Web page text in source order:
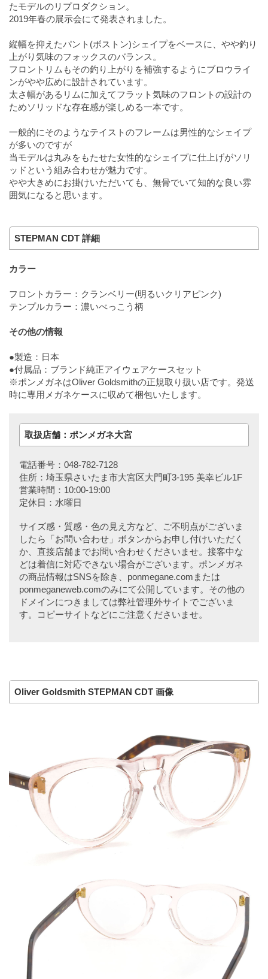
たモデルのリプロダクション。
2019年春の展示会にて発表されました。
縦幅を抑えたパント(ボストン)シェイプをベースに、やや釣り
上がり気味のフォックスのバランス。
フロントリムもその釣り上がりを補強するようにブロウライ
ンがやや広めに設計されています。
太さ幅があるリムに加えてフラット気味のフロントの設計の
ためソリッドな存在感が楽しめる一本です。
一般的にそのようなテイストのフレームは男性的なシェイプ
が多いのですが
当モデルは丸みをもたせた女性的なシェイプに仕上げがソリ
ッドという組み合わせが魅力です。
やや大きめにお掛けいただいても、無骨でいて知的な良い雰
囲気になると思います。
STEPMAN CDT 詳細
カラー
フロントカラー：クランベリー(明るいクリアピンク)
テンプルカラー：濃いべっこう柄
その他の情報
●製造：日本
●付属品：ブランド純正アイウェアケースセット
※ポンメガネはOliver Goldsmithの正規取り扱い店です。発送
時に専用メガネケースに収めて梱包いたします。
取扱店舗：ポンメガネ大宮
電話番号：048-782-7128
住所：埼玉県さいたま市大宮区大門町3-195 美幸ビル1F
営業時間：10:00-19:00
定休日：水曜日
サイズ感・質感・色の見え方など、ご不明点がございま
したら「お問い合わせ」ボタンからお申し付けいただく
か、直接店舗までお問い合わせくださいませ。接客中な
どは着信に対応できない場合がございます。ポンメガネ
の商品情報はSNSを除き、ponmegane.comまたは
ponmeganeweb.comのみにて公開しています。その他の
ドメインにつきましては弊社管理外サイトでございま
す。コピーサイトなどにご注意くださいませ。
Oliver Goldsmith STEPMAN CDT 画像